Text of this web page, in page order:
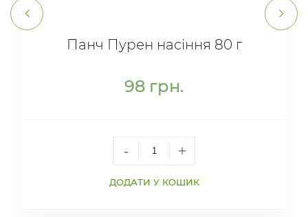
Панч Пурен насіння 80 г
98 грн.
- +
ДОДАТИ У КОШИК